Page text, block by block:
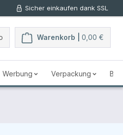
Sicher einkaufen dank SSL
Warenkorb | 0,00 €
Werbung Verpackung